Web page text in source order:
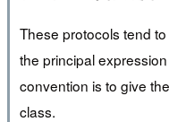
These protocols tend
the principal
convention is to give
class.